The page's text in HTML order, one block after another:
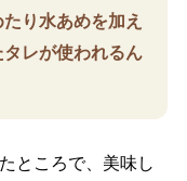
り水あめを加え
レが使われるん
ところで、美味し